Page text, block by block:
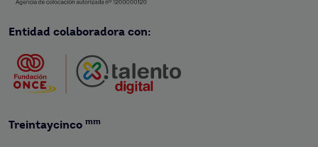
Entidad colaboradora con:
Treintaycinco mm